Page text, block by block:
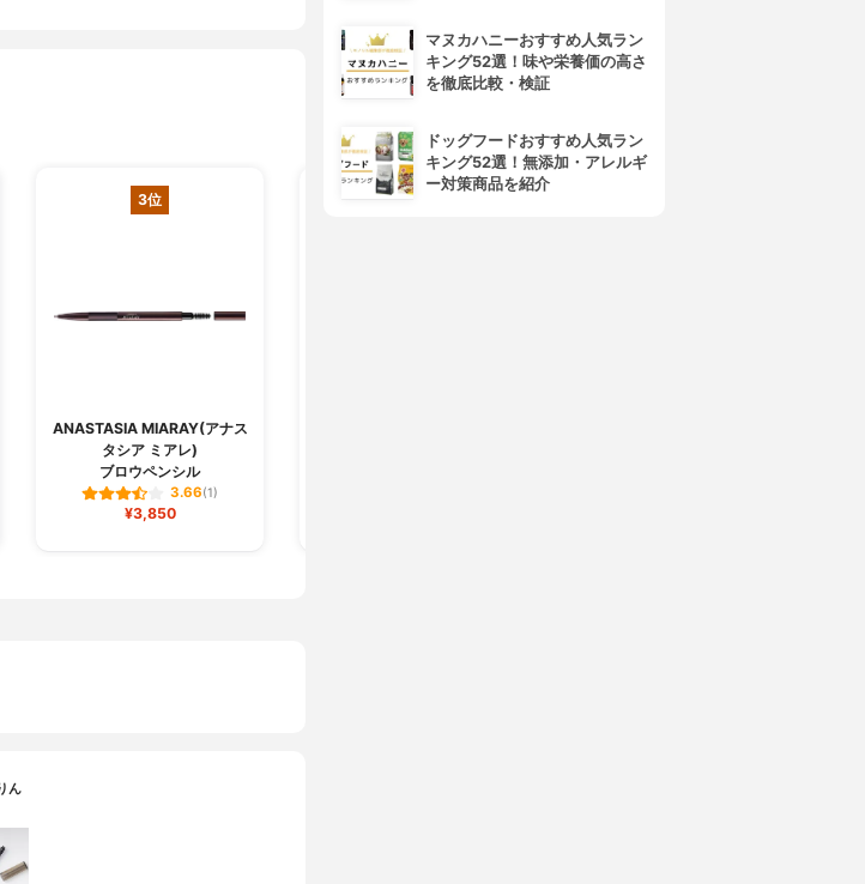
3位
ANASTASIA MIARAY(アナス
タシア ミアレ)
ブロウペンシル
3.66(1)
¥3,850
4位
ん
マヌカハニーおすすめ人気ラン
キング52選！味や栄養価の高さ
を徹底比較・検証
ドッグフードおすすめ人気ラン
キング52選！無添加・アレルギ
ー対策商品を紹介